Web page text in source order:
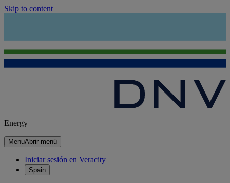
Skip to content
Energy
MenuAbrir menú
Iniciar sesión en Veracity
Spain